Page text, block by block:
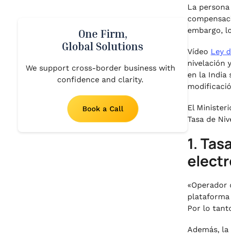
electrónico en virtud de una tasa
de igualación
. 4. Conclusión
One Firm,
Global Solutions
We support cross-border business with
confidence and clarity.
Book a Call
La
embargo,
Vídeo Ley
nivelación
en la India
El
Tasa de
1.
plataforma
Por lo
Además,